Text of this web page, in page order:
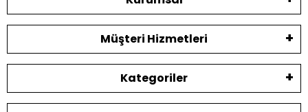
Müşteri Hizmetleri
Kategoriler